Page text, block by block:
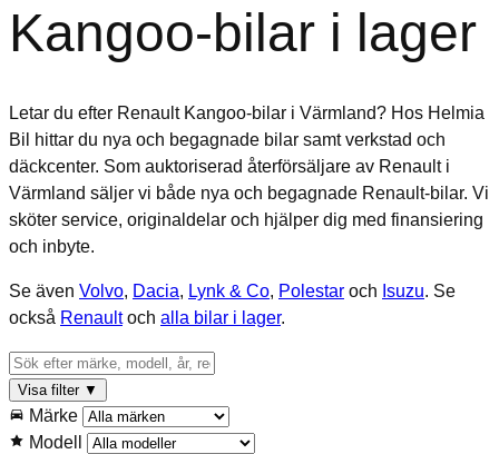
Kangoo-bilar i lager
Letar du efter Renault Kangoo-bilar i Värmland? Hos Helmia
Bil hittar du nya och begagnade bilar samt verkstad och
däckcenter. Som auktoriserad återförsäljare av Renault i
Värmland säljer vi både nya och begagnade Renault-bilar. Vi
sköter service, originaldelar och hjälper dig med finansiering
och inbyte.
Se även Volvo, Dacia, Lynk & Co, Polestar och Isuzu. Se
också Renaultoch alla bilar i lager.
Visa filter ▼
Märke
Modell